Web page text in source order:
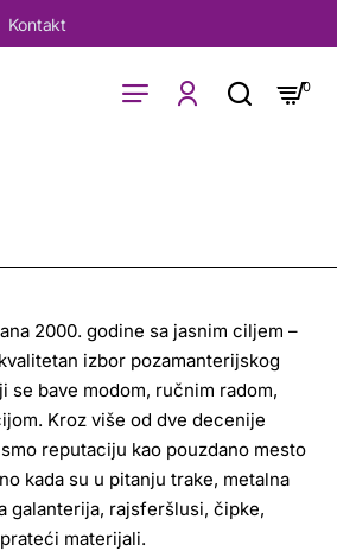
Kontakt
0
2000. godine sa jasnim ciljem –
izbor pozamanterijskog
se bave modom, ručnim radom,
Kroz više od dve decenije
reputaciju kao pouzdano mesto
kada su u pitanju trake, metalna
galanterija, rajsferšlusi, čipke,
materijali.